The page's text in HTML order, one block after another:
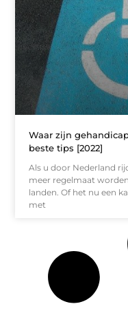
Waar zijn
beste tips [2022]
Als u door Nederland
meer regelmaat
landen. Of het nu een
met